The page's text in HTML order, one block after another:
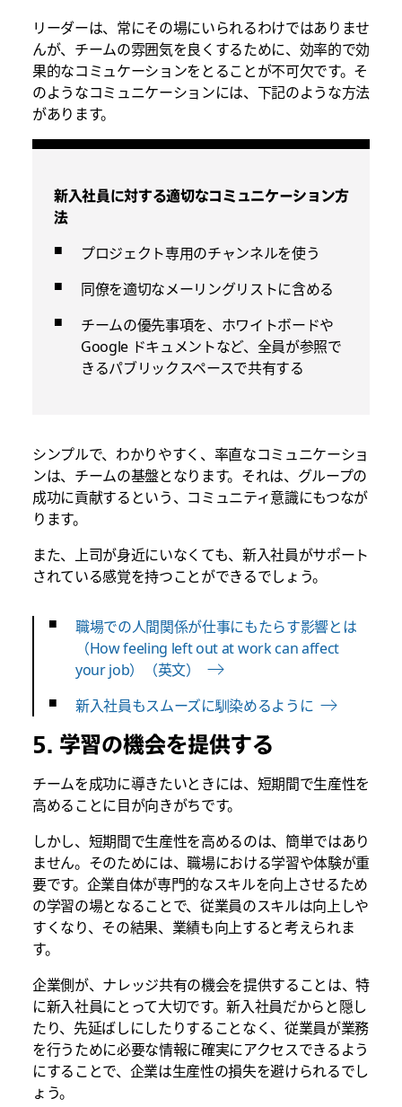
リーダーは、常にその場にいられるわけではありませ
んが、チームの雰囲気を良くするために、効率的で効
果的なコミュケーションをとることが不可欠です。そ
のようなコミュニケーションには、下記のような方法
があります。
新入社員に対する適切なコミュニケーション方
法
プロジェクト専用のチャンネルを使う
同僚を適切なメーリングリストに含める
チームの優先事項を、ホワイトボードや
Google ドキュメントなど、全員が参照で
きるパブリックスペースで共有する
シンプルで、わかりやすく、率直なコミュニケーショ
ンは、チームの基盤となります。それは、グループの
成功に貢献するという、コミュニティ意識にもつなが
ります。
また、上司が身近にいなくても、新入社員がサポート
されている感覚を持つことができるでしょう。
職場での人間関係が仕事にもたらす影響とは
（How feeling left out at work can affect
your job）（英文）
新入社員もスムーズに馴染めるように
5. 学習の機会を提供する
チームを成功に導きたいときには、短期間で生産性を
高めることに目が向きがちです。
しかし、短期間で生産性を高めるのは、簡単ではあり
ません。そのためには、職場における学習や体験が重
要です。企業自体が専門的なスキルを向上させるため
の学習の場となることで、従業員のスキルは向上しや
すくなり、その結果、業績も向上すると考えられま
す。
企業側が、ナレッジ共有の機会を提供することは、特
に新入社員にとって大切です。新入社員だからと隠し
たり、先延ばしにしたりすることなく、従業員が業務
を行うために必要な情報に確実にアクセスできるよう
にすることで、企業は生産性の損失を避けられるでし
ょう。